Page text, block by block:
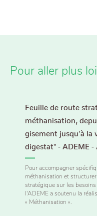
Pour aller plus
Feuille de route
méthanisation,
gisement jusqu'à la
digestat" - ADEME -
Pour accompagner
méthanisation et
stratégique sur les
l'ADEME a soutenu la
« Méthanisation ».